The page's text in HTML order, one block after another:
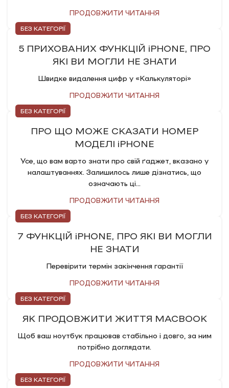
ПРОДОВЖИТИ ЧИТАННЯ
БЕЗ КАТЕГОРІЇ
5 ПРИХОВАНИХ ФУНКЦІЙ iPHONE, ПРО
ЯКІ ВИ МОГЛИ НЕ ЗНАТИ
Швидке видалення цифр у «Калькуляторі»
ПРОДОВЖИТИ ЧИТАННЯ
БЕЗ КАТЕГОРІЇ
ПРО ЩО МОЖЕ СКАЗАТИ НОМЕР
МОДЕЛІ iPHONE
Усе, що вам варто знати про свій ґаджет, вказано у
налаштуваннях. Залишилось лише дізнатись, що
означають ці...
ПРОДОВЖИТИ ЧИТАННЯ
БЕЗ КАТЕГОРІЇ
7 ФУНКЦІЙ iPHONE, ПРО ЯКІ ВИ МОГЛИ
НЕ ЗНАТИ
Перевірити термін закінчення гарантії
ПРОДОВЖИТИ ЧИТАННЯ
БЕЗ КАТЕГОРІЇ
​​ЯК ПРОДОВЖИТИ ЖИТТЯ MACBOOK
Щоб ваш ноутбук працював стабільно і довго, за ним
потрібно доглядати.
ПРОДОВЖИТИ ЧИТАННЯ
БЕЗ КАТЕГОРІЇ